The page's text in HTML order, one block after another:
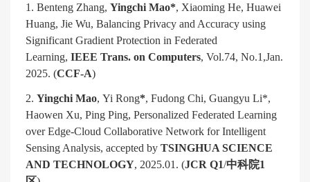
1. Benteng Zhang, Yingchi Mao*, Xiaoming He, Huawei
Huang, Jie Wu, Balancing Privacy and Accuracy using
Significant Gradient Protection in Federated
Learning, IEEE Trans. on Computers, Vol.74, No.1,Jan.
2025. (CCF-A)
2. Yingchi Mao, Yi Rong*, Fudong Chi, Guangyu Li*,
Haowen Xu, Ping Ping, Personalized Federated Learning
over Edge-Cloud Collaborative Network for Intelligent
Sensing Analysis, accepted by TSINGHUA SCIENCE
AND TECHNOLOGY, 2025.01. (JCR Q1/中科院1